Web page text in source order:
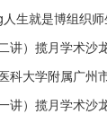
生就是博组织
二讲）揽月学术沙
科大学附属广州
一讲）揽月学术沙